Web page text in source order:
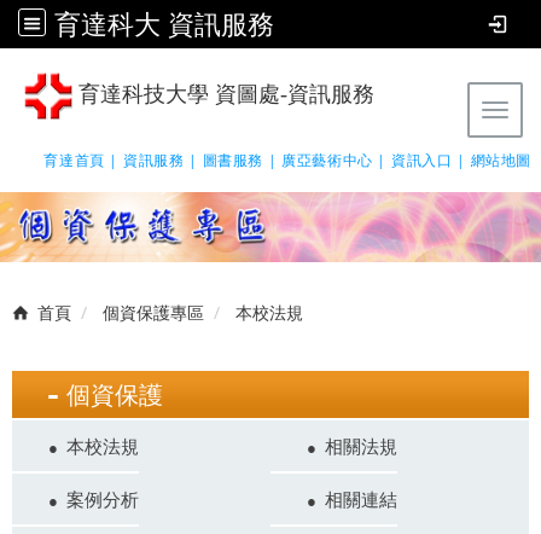
育達科大 資訊服務
育達科技大學 資圖處-資訊服務
育達首頁 | 資訊服務 | 圖書服務 | 廣亞藝術中心 | 資訊入口 | 網站地圖
首頁 個資保護專區 本校法規
個資保護
本校法規 相關法規
案例分析 相關連結